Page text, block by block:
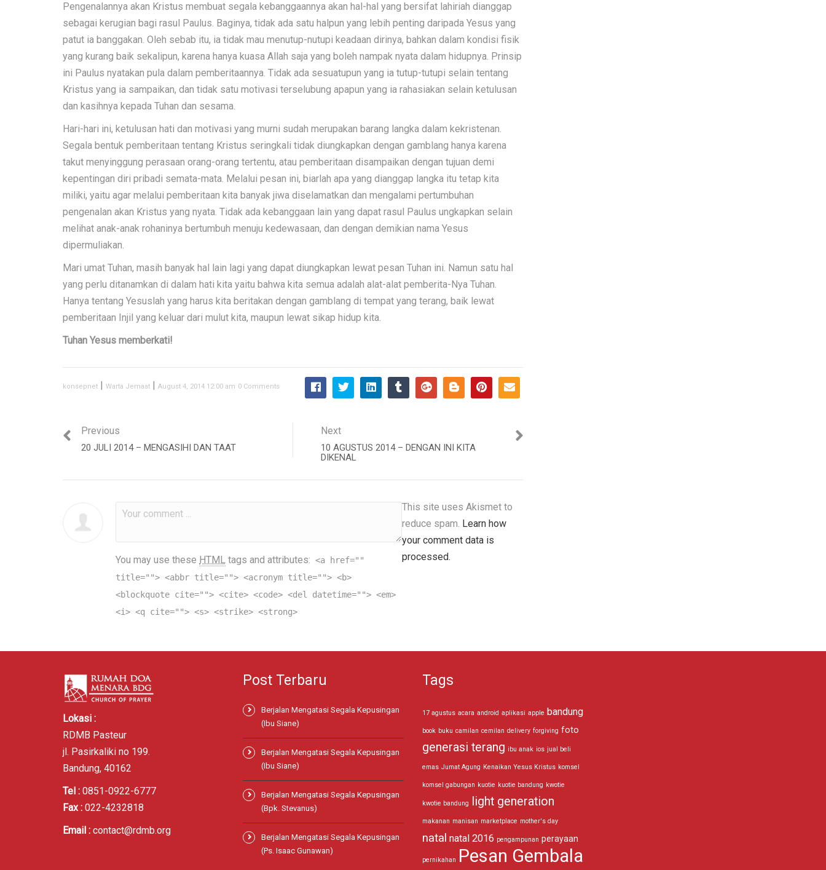
Pengenalannya akan Kristus membuat segala kebanggaannya akan hal-hal yang bersifat lahiriah dianggap
sebagai kerugian bagi rasul Paulus. Baginya, tidak ada satu halpun yang lebih penting daripada Yesus yang
patut ia banggakan. Oleh sebab itu, ia tidak mau menutup-nutupi keadaan dirinya, bahkan dalam kondisi fisik
yang kurang baik sekalipun, karena hanya kuasa Allah saja yang boleh nampak nyata dalam hidupnya. Prinsip
ini Paulus nyatakan pula dalam pemberitaannya. Tidak ada sesuatupun yang ia tutup-tutupi selain tentang
Kristus yang ia sampaikan, dan tidak satu motivasi terselubung apapun yang ia rahasiakan selain ketulusan
dan kasihnya kepada Tuhan dan sesama.
Hari-hari ini, ketulusan hati dan motivasi yang murni sudah merupakan barang langka dalam kekristenan.
Segala bentuk pemberitaan tentang Kristus seringkali tidak diungkapkan dengan gamblang hanya karena
takut menyinggung perasaan orang-orang tertentu, atau pemberitaan disampaikan dengan tujuan demi
kepentingan diri pribadi semata-mata. Melalui pesan ini, biarlah apa yang dianggap langka itu tetap kita
miliki, yaitu agar melalui pemberitaan kita banyak jiwa diselamatkan dan mengalami pertumbuhan
pengenalan akan Kristus yang nyata. Tidak ada kebanggaan lain yang dapat rasul Paulus ungkapkan selain
melihat anak-anak rohaninya bertumbuh menuju kedewasaan, dan dengan demikian nama Yesus
dipermuliakan.
Mari umat Tuhan, masih banyak hal lain lagi yang dapat diungkapkan lewat pesan Tuhan ini. Namun satu hal
yang perlu ditanamkan di dalam hati kita yaitu bahwa kita semua adalah alat-alat pemberita-Nya Tuhan.
Hanya tentang Yesuslah yang harus kita beritakan dengan gamblang di tempat yang terang, baik lewat
pemberitaan Injil yang keluar dari mulut kita, maupun lewat sikap hidup kita.
Tuhan Yesus memberkati!
konsepnet | Warta Jemaat | August 4, 2014 12:00 am 0 Comments
Previous
20 JULI 2014 – MENGASIHI DAN TAAT
Next
10 AGUSTUS 2014 – DENGAN INI KITA
DIKENAL
You may use these HTML tags and attributes: <a href=""
title=""> <abbr title=""> <acronym title=""> <b>
<blockquote cite=""> <cite> <code> <del datetime=""> <em>
<i> <q cite=""> <s> <strike> <strong>
This site uses Akismet to
reduce spam. Learn how
your comment data is
processed.
Lokasi :
RDMB Pasteur
jl. Pasirkaliki no 199.
Bandung, 40162
Tel : 0851-0922-6777
Fax : 022-4232818
Email : contact@rdmb.org
Post Terbaru
Berjalan Mengatasi Segala Kepusingan
(Ibu Siane)
Berjalan Mengatasi Segala Kepusingan
(Ibu Siane)
Berjalan Mengatasi Segala Kepusingan
(Bpk. Stevanus)
Berjalan Mengatasi Segala Kepusingan
(Ps. Isaac Gunawan)
Tags
17 agustus acara android aplikasi apple bandung
book buku camilan cemilan delivery forgiving foto
generasi terang ibu anak ios jual beli
emas Jumat Agung Kenaikan Yesus Kristus komsel
komsel gabungan kuotie kuotie bandung kwotie
kwotie bandung light generation
makanan manisan marketplace mother's day
natal natal 2016 pengampunan perayaan
pernikahan Pesan Gembala